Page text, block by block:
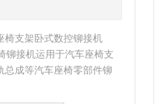
控铆接设备为专用定制设
成及汽车离合踏板总成两
备。同时也是一款智能化